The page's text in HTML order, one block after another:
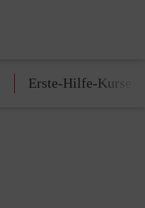
Erste-Hilfe-Kurse